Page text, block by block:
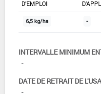
D'EMPLOI
6,5 kg/ha -
INTERVALLE MINIMUM
-
DATE DE RETRAIT DE
-